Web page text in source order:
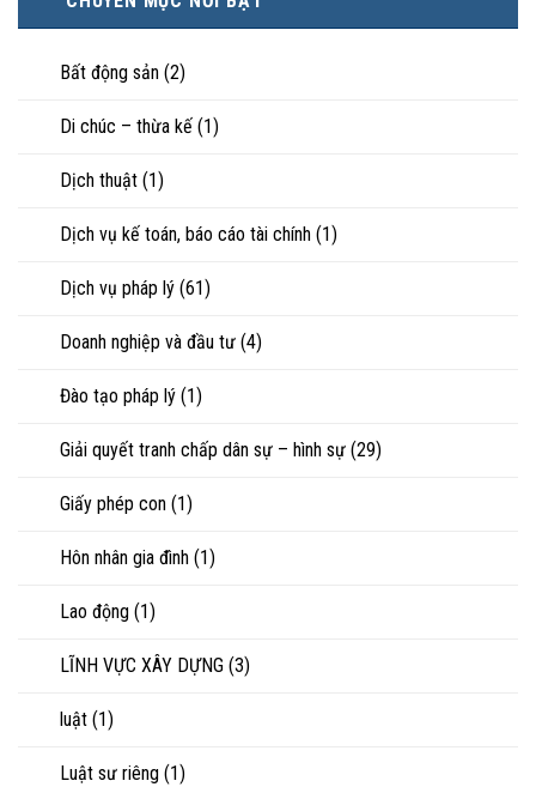
tiếp
nuôi
phúc:
Góc
tài
sản
chấp
Bất động sản (2)
Di chúc – thừa kế (1)
Dịch thuật (1)
Dịch vụ kế toán, báo cáo tài chính (1)
Dịch vụ pháp lý (61)
Doanh nghiệp và đầu tư (4)
Đào tạo pháp lý (1)
Giải quyết tranh chấp dân sự – hình sự (29)
Giấy phép con (1)
Hôn nhân gia đình (1)
Lao động (1)
LĨNH VỰC XÂY DỰNG (3)
luật (1)
Luật sư riêng (1)